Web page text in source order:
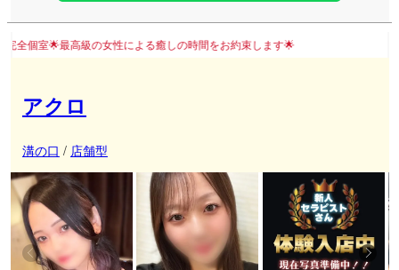
トは ・ネット指名料 1,000円 ➡ 無料
る癒しの時間をお約束します🌟
アクロ
溝の口 / 店舗型